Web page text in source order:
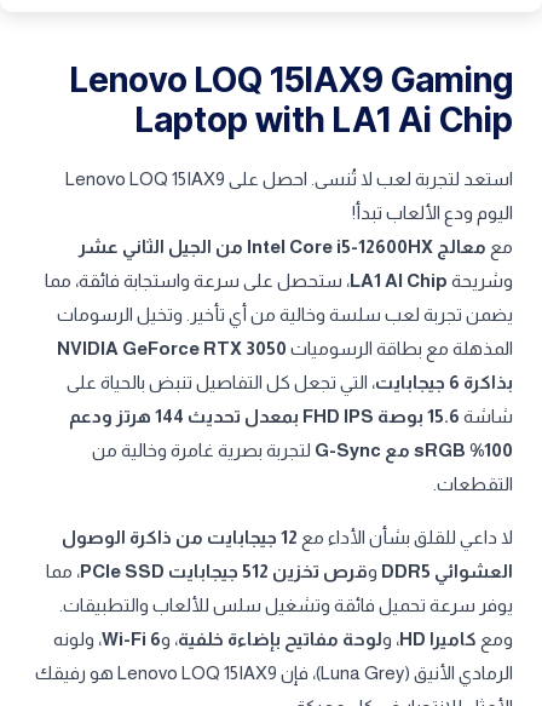
Lenovo LOQ 15IAX9 Gaming
Laptop with LA1 Ai Chip
استعد لتجربة لعب لا تُنسى. احصل على Lenovo LOQ 15IAX9
اليوم ودع الألعاب تبدأ!
مع معالج Intel Core i5-12600HX من الجيل الثاني عشر
وشريحة LA1 AI Chip، ستحصل على سرعة واستجابة فائقة، مما
يضمن تجربة لعب سلسة وخالية من أي تأخير. وتخيل الرسومات
المذهلة مع بطاقة الرسوميات NVIDIA GeForce RTX 3050
بذاكرة 6 جيجابايت
، التي تجعل كل التفاصيل تنبض بالحياة على
شاشة
15.6 بوصة FHD IPS بمعدل تحديث 144 هرتز ودعم
100% sRGB مع G-Sync
لتجربة بصرية غامرة وخالية من
التقطعات.
لا داعي للقلق بشأن الأداء مع
12 جيجابايت من ذاكرة الوصول
العشوائي DDR5
وقرص تخزين 512 جيجابايت PCIe SSD
، مما
يوفر سرعة تحميل فائقة وتشغيل سلس للألعاب والتطبيقات.
ومع كاميرا HD ، ولوحة مفاتيح بإضاءة خلفية، وWi-Fi 6، ولونه
الرمادي الأنيق (Luna Grey)، فإن Lenovo LOQ 15IAX9 هو رفيقك